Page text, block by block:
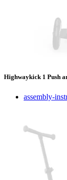
Highwaykick 1 Push
assembly-